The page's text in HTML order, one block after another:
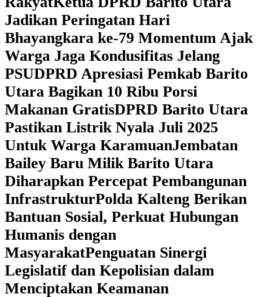
Jadikan Peringatan Hari
Bhayangkara ke-79 Momentum Ajak
Warga Jaga Kondusifitas Jelang
PSUDPRD Apresiasi Pemkab Barito
Utara Bagikan 10 Ribu Porsi
Makanan GratisDPRD Barito Utara
Pastikan Listrik Nyala Juli 2025
Untuk Warga KaramuanJembatan
Bailey Baru Milik Barito Utara
Diharapkan Percepat Pembangunan
InfrastrukturPolda Kalteng Berikan
Bantuan Sosial, Perkuat Hubungan
Humanis dengan
MasyarakatPenguatan Sinergi
Legislatif dan Kepolisian dalam
Menciptakan Keamanan